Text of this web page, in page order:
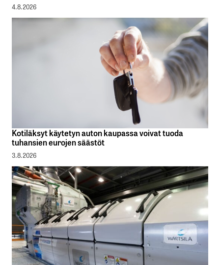
4.8.2026
Kotiläksyt käytetyn auton kaupassa voivat tuoda
tuhansien eurojen säästöt
3.8.2026